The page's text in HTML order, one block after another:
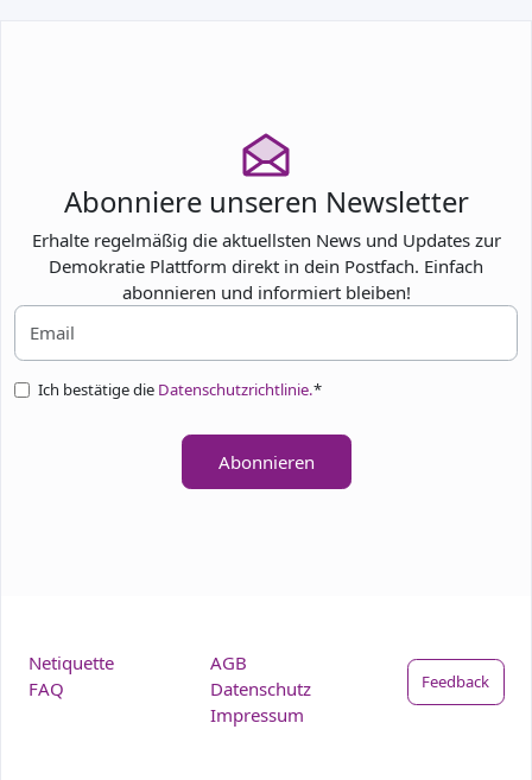
Abonniere unseren Newsletter
Erhalte regelmäßig die aktuellsten News und Updates zur
Demokratie Plattform direkt in dein Postfach. Einfach
abonnieren und informiert bleiben!
Ich bestätige die Datenschutzrichtlinie.*
Abonnieren
Netiquette
FAQ
AGB
Datenschutz
Impressum
Feedback